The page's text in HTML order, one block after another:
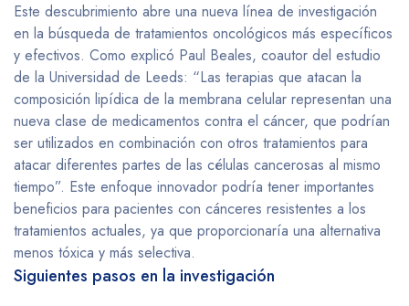
Este descubrimiento abre una nueva línea de investigación
en la búsqueda de tratamientos oncológicos más específicos
y efectivos. Como explicó Paul Beales, coautor del estudio
de la Universidad de Leeds: “Las terapias que atacan la
composición lipídica de la membrana celular representan una
nueva clase de medicamentos contra el cáncer, que podrían
ser utilizados en combinación con otros tratamientos para
atacar diferentes partes de las células cancerosas al mismo
tiempo”. Este enfoque innovador podría tener importantes
beneficios para pacientes con cánceres resistentes a los
tratamientos actuales, ya que proporcionaría una alternativa
menos tóxica y más selectiva.
Siguientes pasos en la investigación